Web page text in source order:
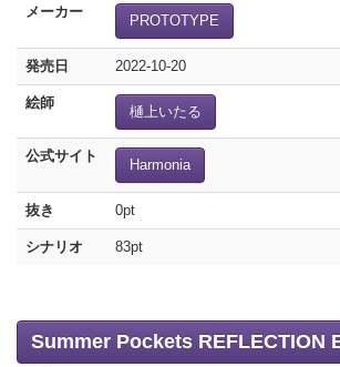
メーカー
PROTOTYPE
発売日 2022-10-20
絵師
樋上いたる
公式サイト
Harmonia
抜き 0pt
シナリオ 83pt
Summer Pockets REFLECTION